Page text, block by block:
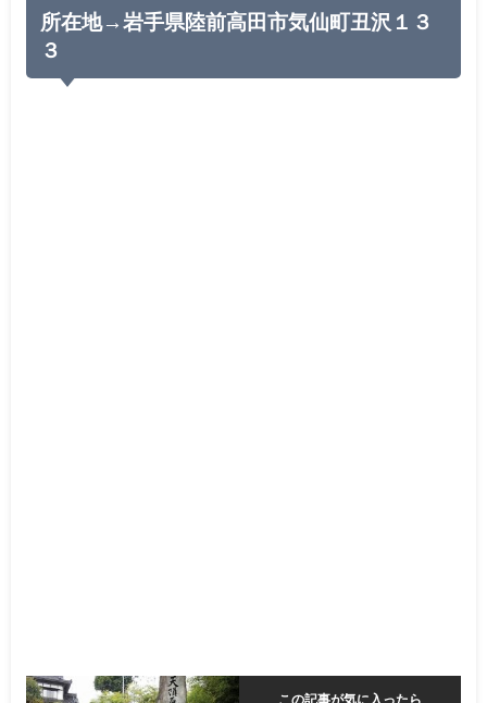
所在地→岩手県陸前高田市気仙町丑沢１３
３
この記事が気に入ったら